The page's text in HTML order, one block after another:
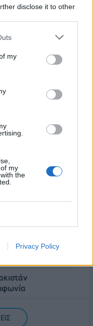
disclose it to other
my
my
the
Privacy Policy
0,08%, στα
Θερμοκρασίες
και Βαλκάνια
συμμετοχής στο
εκατ. ευρώ
ευρώ για την
σε όλη την